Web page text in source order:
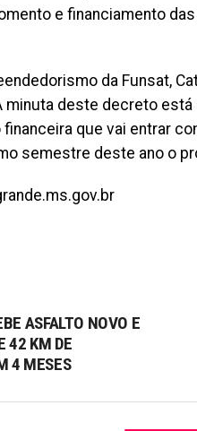
e financiamento
da Funsat,
minuta deste decreto
que vai entrar
semestre deste ano o
ASFALTO NOVO E
42 KM DE
4 MESES